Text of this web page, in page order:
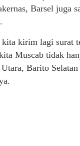
Barsel juga
kirim lagi surat
Muscab tidak
Barito